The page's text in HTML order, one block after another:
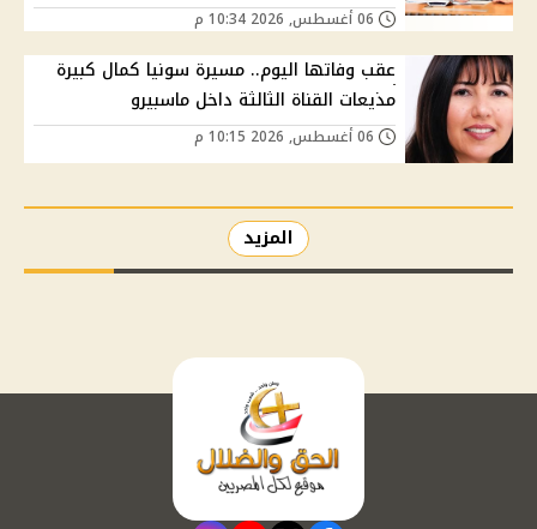
عقب وفاتها اليوم.. مسيرة سونيا كمال كبيرة
مذيعات القناة الثالثة داخل ماسبيرو
المزيد